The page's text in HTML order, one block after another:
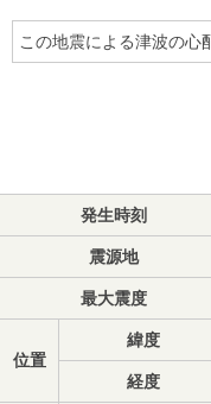
この地震による津波の心
発生時刻
震源地
最大震度
位置
緯度
経度